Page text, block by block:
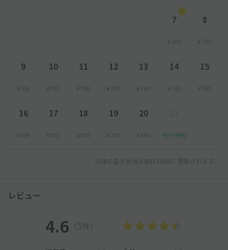
7
¥700
8
¥700
9
¥700
10
¥700
11
¥700
12
¥700
13
¥700
14
¥700
15
¥700
16
¥700
17
¥700
18
¥700
19
¥700
20
¥700 先行予約
以降の空き状況は毎日24:00に更新されます。
レビュー
4.6 （5件）